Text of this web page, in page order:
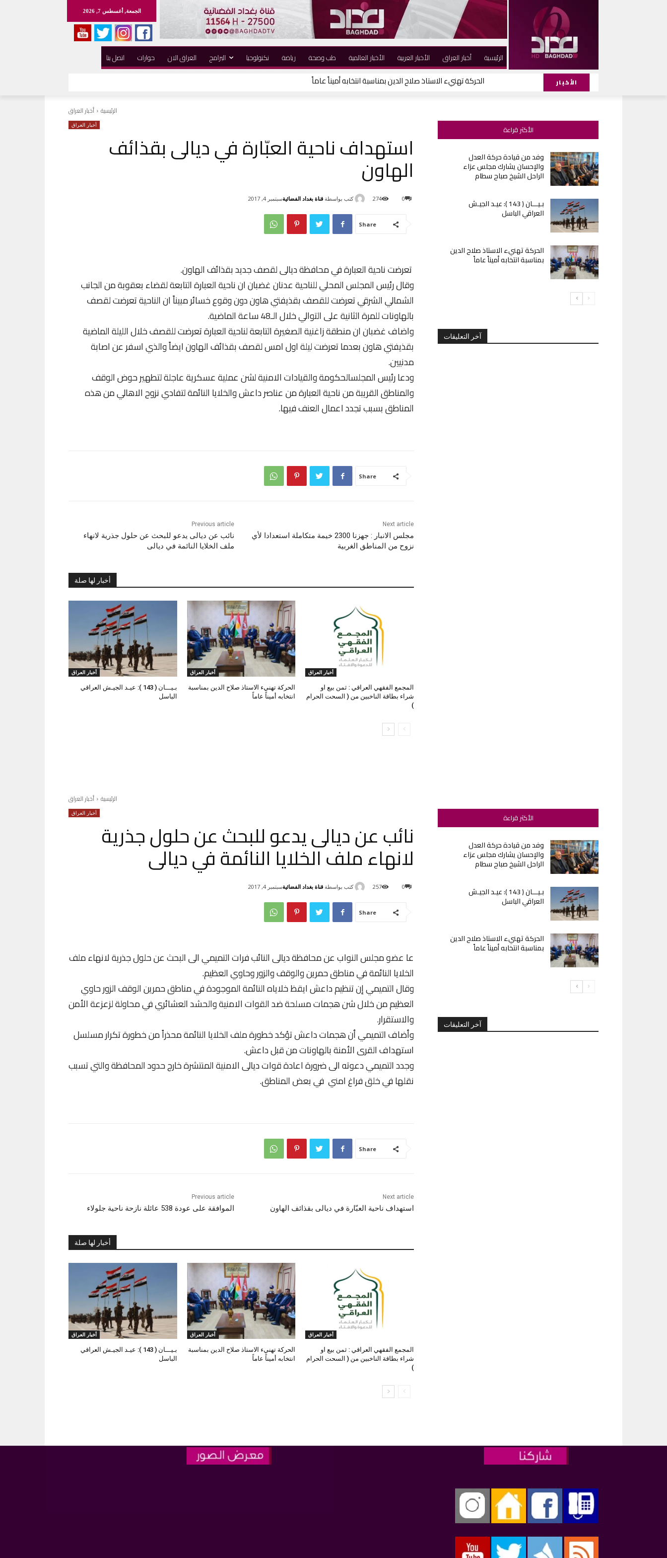
الجمعة, أغسطس 7, 2026
اتصل بنا حوارات العراق الان البرامج نكنولوجيا رياضة طب وصحة الأخبار العالمية الأخبار العربية أخبار العراق الرئيسية
الأخبار الحركة تهنيء الاستاذ صلاح الدين بمناسبة انتخابه أميناً عاماً
الرئيسية أخبار العراق
أخبار العراق
استهداف ناحية العبّارة في ديالى بقذائف
الهاون
كتب بواسطة قناة بغداد الفضائيةسبتمبر 4, 2017 0
274
Share
تعرضت ناحية العبارة في محافظة ديالى لقصف جديد بقذائف الهاون.
وقال رئيس المجلس المحلي للناحية عدنان غضبان ان ناحية العبارة التابعة لقضاء بعقوبة من الجانب
الشمالي الشرقي تعرضت للقصف بقذيفتي هاون دون وقوع خسائر مبيناً ان الناحية تعرضت لقصف
بالهاونات للمرة الثانية على التوالي خلال الـ48 ساعة الماضية.
واضاف غضبان ان منطقة زاغنية الصغيرة التابعة لناحية العبارة تعرضت للقصف خلال الليلة الماضية
بقذيفتي هاون بعدما تعرضت ليلة اول امس لقصف بقذائف الهاون ايضاً والذي اسفر عن اصابة
مدنيين.
ودعا رئيس المجلسالحكومة والقيادات الامنية لشن عملية عسكرية عاجلة لتطهير حوض الوقف
والمناطق القريبة من ناحية العبارة من عناصر داعش والخلايا النائمة لتفادي نزوح الاهالي من هذه
المناطق بسبب تجدد اعمال العنف فيها.
Share
Previous article
نائب عن ديالى يدعو للبحث عن حلول جذرية لانهاء
ملف الخلايا النائمة في ديالى
Next article
مجلس الانبار : جهزنا 2300 خيمة متكاملة استعدادا لأي
نزوح من المناطق الغربية
أخبار لها صلة
أخبار العراق
بـيـــان ( 143 ): عيـد الجيـش العراقي
الباسل
أخبار العراق
الحركة تهنيء الاستاذ صلاح الدين بمناسبة
انتخابه أميناً عاماً
أخبار العراق
المجمع الفقهي العراقي : ثمن بيع او
شراء بطاقة الناخبين من ( السحت الحرام
)
الأكثر قراءة
وفد من قيادة حركة العدل
والإحسان يشارك مجلس عزاء
الراحل الشيخ صباح سطام
بـيـــان ( 143 ): عيـد الجيـش
العراقي الباسل
الحركة تهنيء الاستاذ صلاح الدين
بمناسبة انتخابه أميناً عاماً
آخر التعليقات